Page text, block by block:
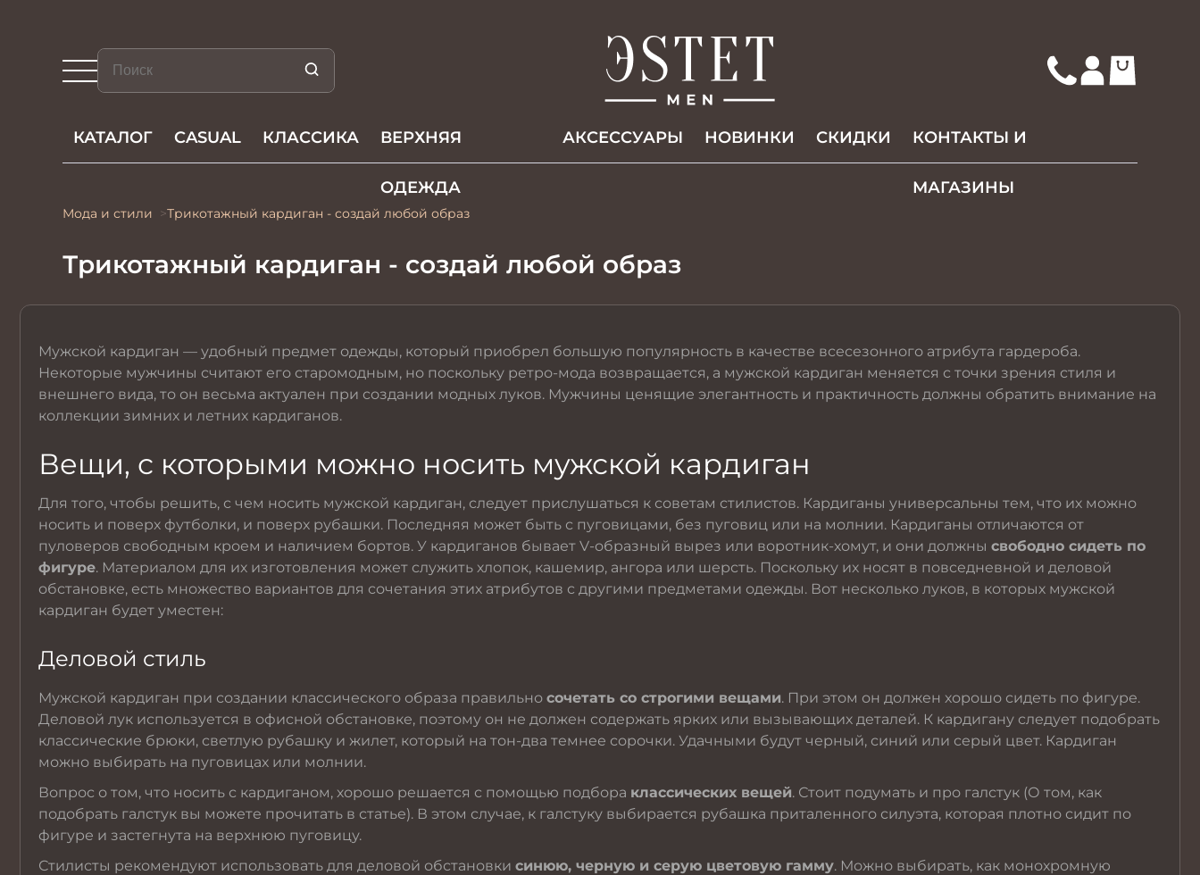
КАТАЛОГ CASUAL КЛАССИКА ВЕРХНЯЯ
ОДЕЖДА
АКCЕССУАРЫ НОВИНКИ СКИДКИ КОНТАКТЫ И
МАГАЗИНЫ
Мода и стили Трикотажный кардиган - создай любой образ
Трикотажный кардиган - создай любой образ
Мужской кардиган — удобный предмет одежды, который приобрел большую популярность в качестве всесезонного атрибута гардероба.
Некоторые мужчины считают его старомодным, но поскольку ретро-мода возвращается, а мужской кардиган меняется с точки зрения стиля и
внешнего вида, то он весьма актуален при создании модных луков. Мужчины ценящие элегантность и практичность должны обратить внимание на
коллекции зимних и летних кардиганов.
Вещи, с которыми можно носить мужской кардиган
Для того, чтобы решить, с чем носить мужской кардиган, следует прислушаться к советам стилистов. Кардиганы универсальны тем, что их можно
носить и поверх футболки, и поверх рубашки. Последняя может быть с пуговицами, без пуговиц или на молнии. Кардиганы отличаются от
пуловеров свободным кроем и наличием бортов. У кардиганов бывает V-образный вырез или воротник-хомут, и они должны свободно сидеть по
фигуре. Материалом для их изготовления может служить хлопок, кашемир, ангора или шерсть. Поскольку их носят в повседневной и деловой
обстановке, есть множество вариантов для сочетания этих атрибутов с другими предметами одежды. Вот несколько луков, в которых мужской
кардиган будет уместен:
Деловой стиль
Мужской кардиган при создании классического образа правильно сочетать со строгими вещами. При этом он должен хорошо сидеть по фигуре.
Деловой лук используется в офисной обстановке, поэтому он не должен содержать ярких или вызывающих деталей. К кардигану следует подобрать
классические брюки, светлую рубашку и жилет, который на тон-два темнее сорочки. Удачными будут черный, синий или серый цвет. Кардиган
можно выбирать на пуговицах или молнии.
Вопрос о том, что носить с кардиганом, хорошо решается с помощью подбора классических вещей. Стоит подумать и про галстук (О том, как
подобрать галстук вы можете прочитать в статье). В этом случае, к галстуку выбирается рубашка приталенного силуэта, которая плотно сидит по
фигуре и застегнута на верхнюю пуговицу.
Стилисты рекомендуют использовать для деловой обстановки синюю, черную и серую цветовую гамму. Можно выбирать, как монохромную